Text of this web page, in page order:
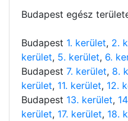
Budapest egész
Budapest 1. kerület, 2.
kerület, 5. kerület, 6.
Budapest 7. kerület, 8.
kerület, 11. kerület, 12.
Budapest 13. kerület,
kerület, 17. kerület, 18.